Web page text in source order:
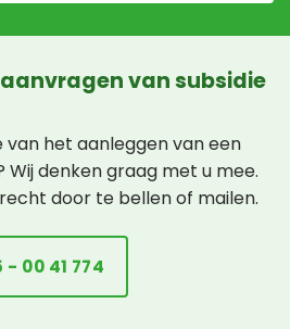
van subsidie
het aanleggen van een
Wij denken graag met u mee.
door te bellen of mailen.
- 00 41 774